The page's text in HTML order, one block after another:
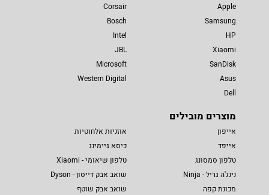
Apple
Samsung
HP
Xiaomi
SanDisk
Asus
Dell
Corsair
Bosch
Intel
JBL
Microsoft
Western Digital
מוצרים מובילים
אייפון
אייפד
טלפון סמסונג
נינג'ה גריל - Ninja
מכונת קפה
אוזניות אלחוטיות
כיסא גיימינג
טלפון שיאומי - Xiaomi
שואב אבק דייסון - Dyson
שואב אבק שוטף